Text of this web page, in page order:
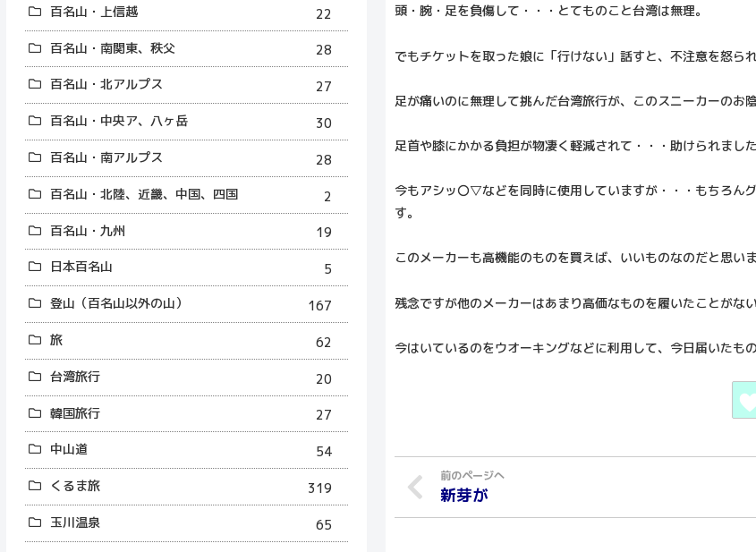
頭・腕・足を負傷して・・・とてものこと台湾は無理。
でもチケットを取った娘に「行けない」話すと、不注意を怒ら
足が痛いのに無理して挑んだ台湾旅行が、このスニーカーのお
足首や膝にかかる負担が物凄く軽減されて・・・助けられました
今もアシッ〇▽などを同時に使用していますが・・・もちろん
す。
このメーカーも高機能のものを買えば、いいものなのだと思いま
残念ですが他のメーカーはあまり高価なものを履いたことがな
今はいているのをウオーキングなどに利用して、今日届いたも
新芽が
百名山・上信越
22
百名山・南関東、秩父
28
百名山・北アルプス
27
百名山・中央ア、八ヶ岳
30
百名山・南アルプス
28
百名山・北陸、近畿、中国、四国
2
百名山・九州
19
日本百名山
5
登山（百名山以外の山）
167
旅
62
台湾旅行
20
韓国旅行
27
中山道
54
くるま旅
319
玉川温泉
65